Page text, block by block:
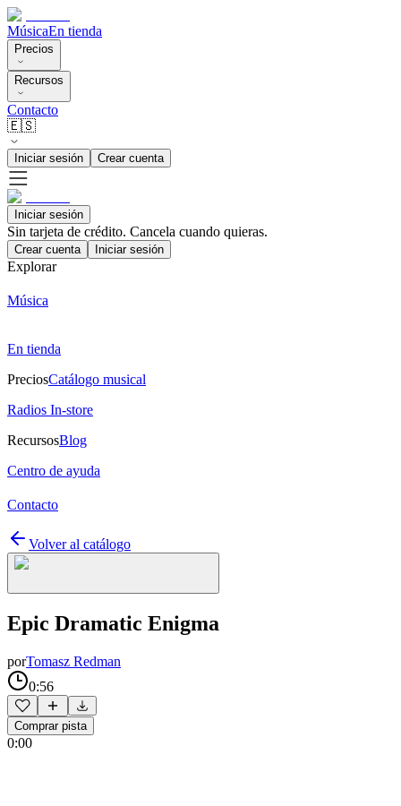
MúsicaEn tienda
Precios
Recursos
Contacto
🇪🇸
Iniciar sesión Crear cuenta
Iniciar sesión
Sin tarjeta de crédito. Cancela cuando quieras.
Crear cuenta Iniciar sesión
Explorar
Música
En tienda
PreciosCatálogo musical
Radios In-store
RecursosBlog
Centro de ayuda
Contacto
Volver al catálogo
Epic Dramatic Enigma
porTomasz Redman
0:56
Comprar pista
0:00